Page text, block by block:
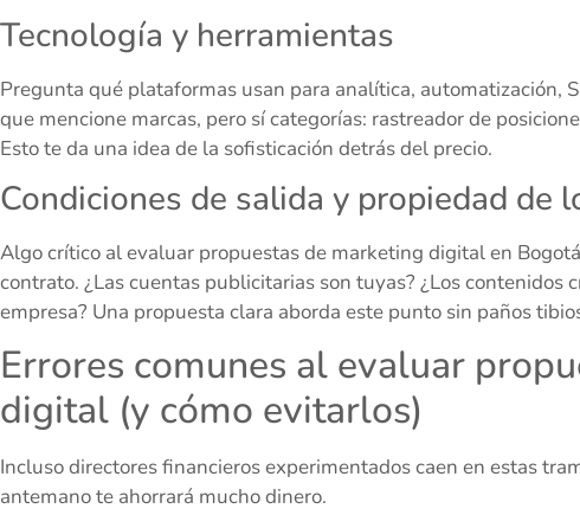
Tecnología y herramientas
Pregunta qué plataformas usan para analítica, automatización,
que mencione marcas, pero sí categorías: rastreador de
Esto te da una idea de la sofisticación detrás del precio.
Condiciones de salida y propiedad de
Algo crítico al evaluar propuestas de marketing digital en
contrato. ¿Las cuentas publicitarias son tuyas? ¿Los contenidos
empresa? Una propuesta clara aborda este punto sin paños
Errores comunes al evaluar
digital (y cómo evitarlos)
Incluso directores financieros experimentados caen en estas
antemano te ahorrará mucho dinero.